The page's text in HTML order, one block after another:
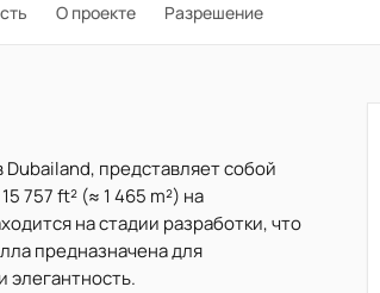
О проекте Разрешение
Dubailand, представляет собой
757 ft² (≈ 1 465 m²) на
на стадии разработки, что
предназначена для
элегантность.